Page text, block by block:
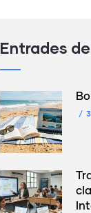
Entrades
/